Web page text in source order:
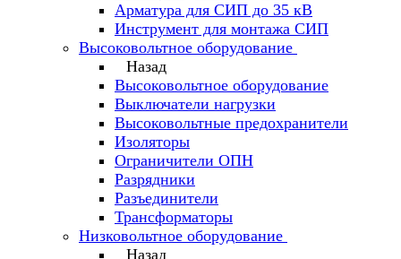
Арматура для СИП до 35 кВ
Инструмент для монтажа СИП
Высоковольтное оборудование
Назад
Высоковольтное оборудование
Выключатели нагрузки
Высоковольтные предохранители
Изоляторы
Ограничители ОПН
Разрядники
Разъединители
Трансформаторы
Низковольтное оборудование
Назад